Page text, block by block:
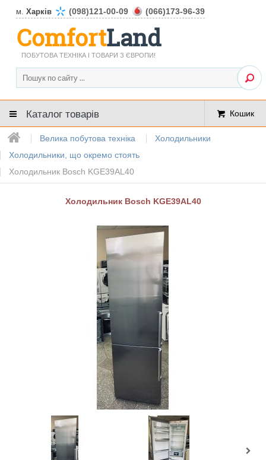
м. Харків (098)121-00-09 (066)173-96-39
ComfortLand
ПОБУТОВА ТЕХНІКА І ТОВАРИ З ЄВРОПИ!
Каталог товарів Кошик
Велика побутова техніка
Холодильники
Холодильники, що окремо стоять
Холодильник Bosch KGE39AL40
Холодильник Bosch KGE39AL40